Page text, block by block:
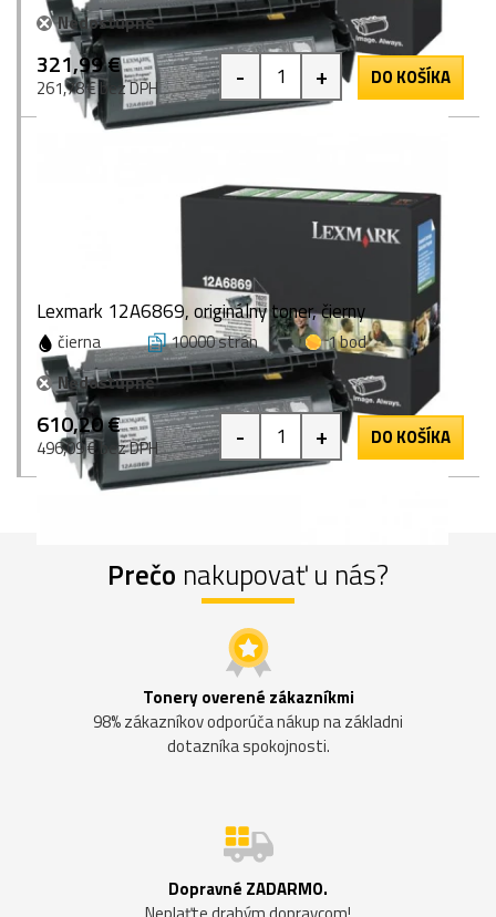
Nedostupné
321,99 €
261,78 € bez DPH - + DO KOŠÍKA
Lexmark 12A6869, originálny toner, čierny
čierna 10000 strán
1 bod
Nedostupné
610,20 €
496,09 € bez DPH - + DO KOŠÍKA
Prečo nakupovať u nás?
Tonery overené zákazníkmi
98% zákazníkov odporúča nákup na základni
dotazníka spokojnosti.
Dopravné ZADARMO.